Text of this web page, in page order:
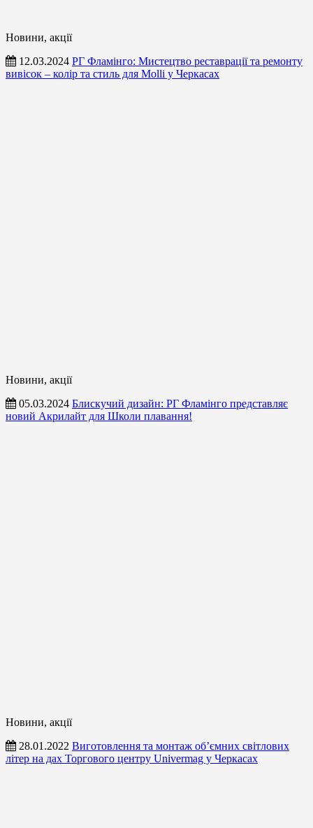
Новини, акції
12.03.2024 РГ Фламінго: Мистецтво реставрації та ремонту
вивісок – колір та стиль для Molli у Черкасах
Новини, акції
05.03.2024 Блискучий дизайн: РГ Фламінго представляє
новий Акрилайт для Школи плавання!
Новини, акції
28.01.2022 Виготовлення та монтаж об’ємних світлових
літер на дах Торгового центру Univermag у Черкасах